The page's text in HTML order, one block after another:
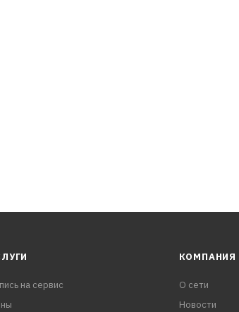
на сервис
КОМПАНИЯ
О сети
Новости